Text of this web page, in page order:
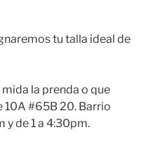
tu talla ideal de
la prenda o que
10A #65B 20. Barrio
y de 1 a 4:30pm.